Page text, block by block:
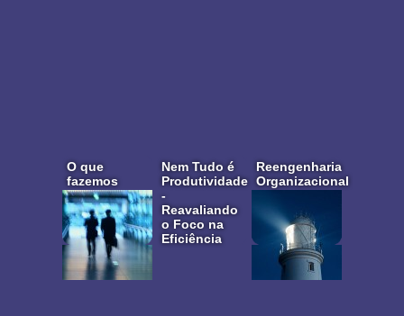
O que
fazemos
Nem Tudo é
Produtividade
-
Reavaliando
o Foco na
Eficiência
Reengenharia
Organizacional